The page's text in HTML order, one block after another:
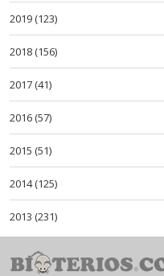
2019 (123)
2018 (156)
2017 (41)
2016 (57)
2015 (51)
2014 (125)
2013 (231)